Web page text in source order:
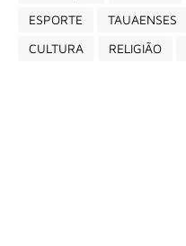
ESPORTE
TAUAENSES
CULTURA
RELIGIÃO